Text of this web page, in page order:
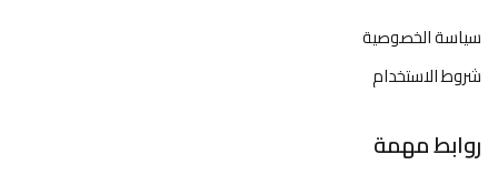
سياسة الخصوصية
شروط الاستخدام
روابط مهمة